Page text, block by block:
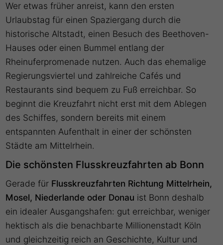
Wer etwas früher anreist, kann den ersten
Urlaubstag für einen Spaziergang durch die
historische Altstadt, einen Besuch des Beethoven-
Hauses oder einen Bummel entlang der
Rheinuferpromenade nutzen. Auch das ehemalige
Regierungsviertel und zahlreiche Cafés und
Restaurants sind bequem zu Fuß erreichbar. So
beginnt die Kreuzfahrt nicht erst mit dem Ablegen
des Schiffes, sondern bereits mit einem
entspannten Aufenthalt in einer der schönsten
Städte am Mittelrhein.
Die schönsten Flusskreuzfahrten ab Bonn
Gerade für Flusskreuzfahrten Richtung Mittelrhein,
Mosel, Niederlande oder Donau ist Bonn deshalb
ein idealer Ausgangshafen: gut erreichbar, weniger
hektisch als die benachbarte Millionenstadt Köln
und gleichzeitig reich an Geschichte, Kultur und